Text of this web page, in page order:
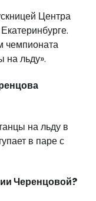
Центра
чемпионата
на льду».
на льду в
в паре с
Черенцовой?